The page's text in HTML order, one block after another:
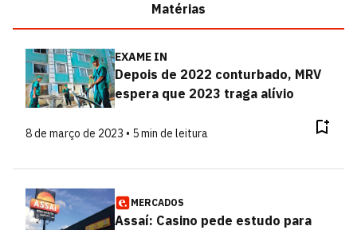
Matérias
EXAME IN
Depois de 2022 conturbado, MRV
espera que 2023 traga alívio
8 de março de 2023 • 5 min de leitura
MERCADOS
Assaí: Casino pede estudo para